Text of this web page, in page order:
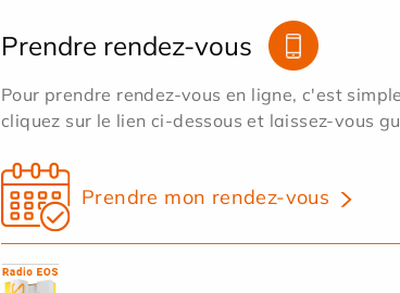
Prendre rendez-vous
Pour prendre rendez-vous en ligne, c'est
cliquez sur le lien ci-dessous et laissez-vous
Prendre mon rendez-vous